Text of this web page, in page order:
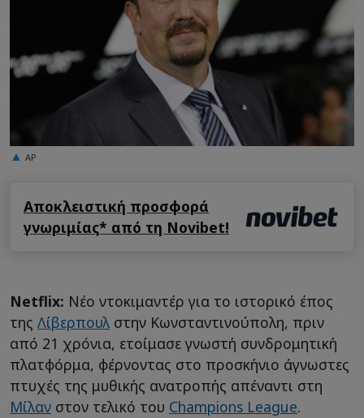
AP
Αποκλειστική προσφορά
γνωριμίας* από τη Novibet!
Netflix: Νέο ντοκιμαντέρ για το ιστορικό έπος
της Λίβερπουλ στην Κωνσταντινούπολη, πριν
από 21 χρόνια, ετοίμασε γνωστή συνδρομητική
πλατφόρμα, φέρνοντας στο προσκήνιο άγνωστες
πτυχές της μυθικής ανατροπής απέναντι στη
Μίλαν στον τελικό του Champions League.